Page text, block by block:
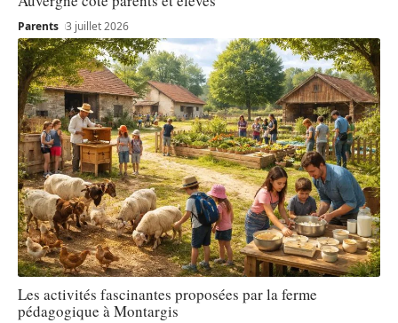
Parents 3 juillet 2026
Les activités fascinantes proposées par la ferme
pédagogique à Montargis